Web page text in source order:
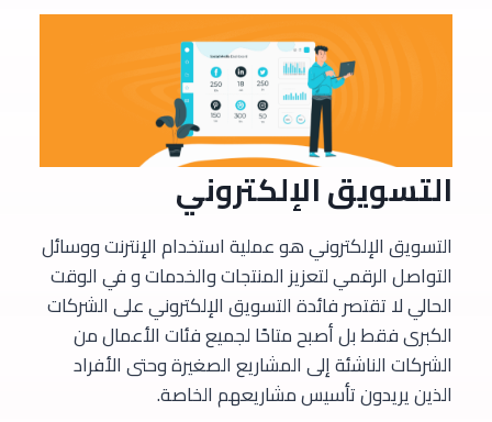
التسويق الإلكتروني
التسويق الإلكتروني هو عملية استخدام الإنترنت ووسائل
التواصل الرقمي لتعزيز المنتجات والخدمات و في الوقت
الحالي لا تقتصر فائدة التسويق الإلكتروني على الشركات
الكبرى فقط بل أصبح متاحًا لجميع فئات الأعمال من
الشركات الناشئة إلى المشاريع الصغيرة وحتى الأفراد
الذين يريدون تأسيس مشاريعهم الخاصة.